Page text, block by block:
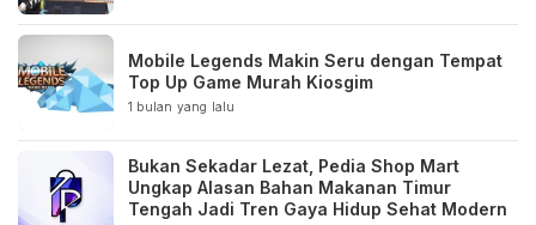
Mobile Legends Makin Seru dengan Tempat
Top Up Game Murah Kiosgim
1 bulan yang lalu
Bukan Sekadar Lezat, Pedia Shop Mart
Ungkap Alasan Bahan Makanan Timur
Tengah Jadi Tren Gaya Hidup Sehat Modern